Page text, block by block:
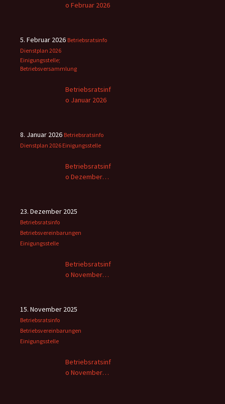
o Februar 2026
5. Februar 2026 Betriebsratsinfo
Dienstplan 2026
Einigungsstelle;
Betriebsversammlung
Betriebsratsinf
o Januar 2026
8. Januar 2026 Betriebsratsinfo
Dienstplan 2026 Einigungsstelle
Betriebsratsinf
o Dezember
23. Dezember 2025
Betriebsratsinfo
Betriebsvereinbarungen
Einigungsstelle
Betriebsratsinf
o November
15. November 2025
Betriebsratsinfo
Betriebsvereinbarungen
Einigungsstelle
Betriebsratsinf
o November